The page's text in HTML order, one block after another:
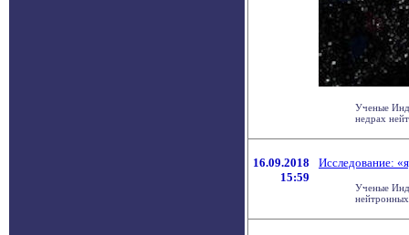
Ученые
недрах
16.09.2018
15:59
Исследование:
Ученые